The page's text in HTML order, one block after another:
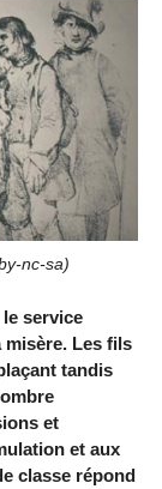
nc-sa)
service
Les fils
tandis
et
et aux
classe répond